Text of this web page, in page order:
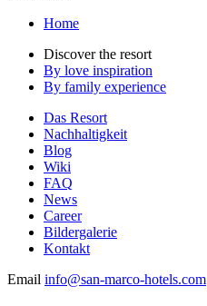
Home
Discover the resort
By love inspiration
By family experience
Das Resort
Nachhaltigkeit
Blog
Wiki
FAQ
News
Career
Bildergalerie
Kontakt
Email info@san-marco-hotels.com